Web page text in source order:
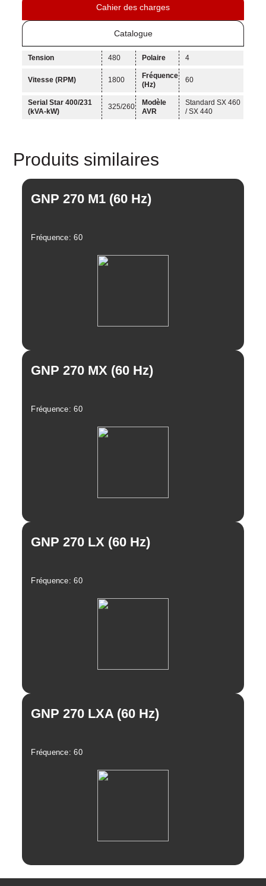
à
de
contrôle
Nuage
Puissance
Cahier des charges
Catalogue
Tension 480 Polaire 4
Vitesse (RPM) 1800
Fréquence
(Hz)
60
Serial Star 400/231
(kVA-kW)
325/260
Modèle
AVR
Standard SX 460
/ SX 440
Produits similaires
GNP 270 M1 (60 Hz)
Fréquence: 60
Revue
GNP 270 MX (60 Hz)
Fréquence: 60
Revue
GNP 270 LX (60 Hz)
Fréquence: 60
Revue
GNP 270 LXA (60 Hz)
Fréquence: 60
Revue